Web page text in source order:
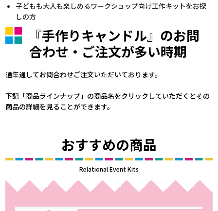
子どもも大人も楽しめるワークショップ向け工作キットをお探
しの方
『手作りキャンドル』のお問
合わせ・ご注文が多い時期
通年通してお問合わせご注文いただいております。
下記「商品ラインナップ」の商品名をクリックしていただくとその
商品の詳細を見ることができます。
おすすめの商品
Relational Event Kits